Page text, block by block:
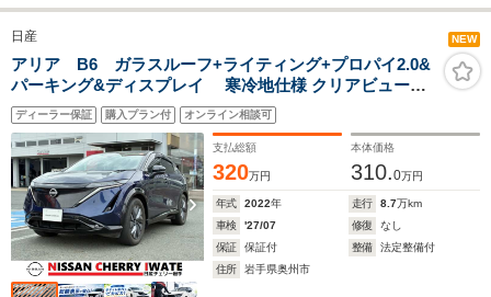
日産 NEW
アリア B6 ガラスルーフ+ライティング+プロパイ2.0&
パーキング&ディスプレイ 寒冷地仕様 クリアビューパ
ック BOSE+ナッパレザーシート&前席ベンチシート&
運転席4WAYランバーサポート
ディーラー保証 購入プラン付 オンライン相談可
支払総額
320万円
本体価格
310.0万円
年式 2022年 走行 8.7万km
車検
'27/07 修復
なし
保証
保証付 整備
法定整備付
住所
岩手県奥州市